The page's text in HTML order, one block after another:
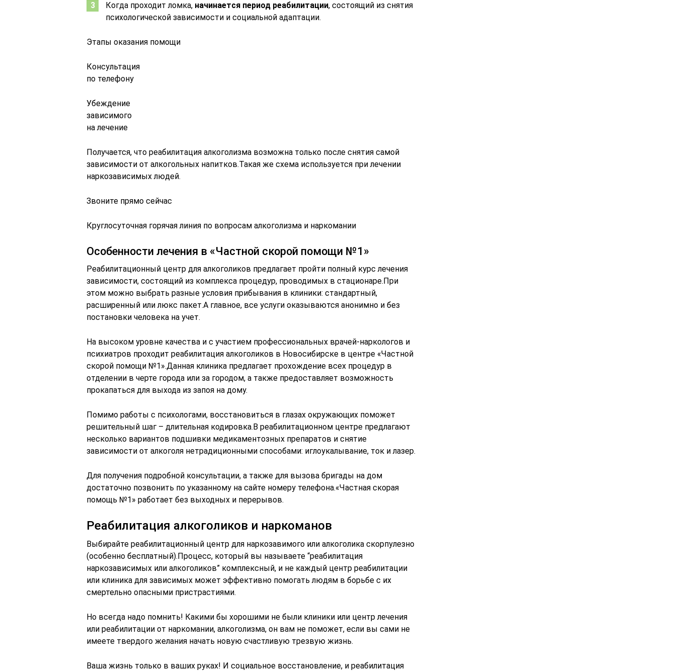
Когда проходит ломка, начинается период реабилитации, состоящий из снятия
психологической зависимости и социальной адаптации.
Этапы оказания помощи
Консультация
по телефону
Убеждение
зависимого
на лечение
Получается, что реабилитация алкоголизма возможна только после снятия самой
зависимости от алкогольных напитков.Такая же схема используется при лечении
наркозависимых людей.
Звоните прямо сейчас
Круглосуточная горячая линия по вопросам алкоголизма и наркомании
Особенности лечения в «Частной скорой помощи №1»
Реабилитационный центр для алкоголиков предлагает пройти полный курс лечения
зависимости, состоящий из комплекса процедур, проводимых в стационаре.При
этом можно выбрать разные условия прибывания в клиники: стандартный,
расширенный или люкс пакет.А главное, все услуги оказываются анонимно и без
постановки человека на учет.
На высоком уровне качества и с участием профессиональных врачей-наркологов и
психиатров проходит реабилитация алкоголиков в Новосибирске в центре «Частной
скорой помощи №1».Данная клиника предлагает прохождение всех процедур в
отделении в черте города или за городом, а также предоставляет возможность
прокапаться для выхода из запоя на дому.
Помимо работы с психологами, восстановиться в глазах окружающих поможет
решительный шаг – длительная кодировка.В реабилитационном центре предлагают
несколько вариантов подшивки медикаментозных препаратов и снятие
зависимости от алкоголя нетрадиционными способами: иглоукалывание, ток и лазер.
Для получения подробной консультации, а также для вызова бригады на дом
достаточно позвонить по указанному на сайте номеру телефона.«Частная скорая
помощь №1» работает без выходных и перерывов.
Реабилитация алкоголиков и наркоманов
Выбирайте реабилитационный центр для наркозавимого или алкоголика скорпулезно
(особенно бесплатный).Процесс, который вы называете “реабилитация
наркозависимых или алкоголиков” комплексный, и не каждый центр реабилитации
или клиника для зависимых может эффективно помогать людям в борьбе с их
смертельно опасными пристрастиями.
Но всегда надо помнить! Какими бы хорошими не были клиники или центр лечения
или реабилитации от наркомании, алкоголизма, он вам не поможет, если вы сами не
имеете твердого желания начать новую счастливую трезвую жизнь.
Ваша жизнь только в ваших руках! И социальное восстановление, и реабилитация